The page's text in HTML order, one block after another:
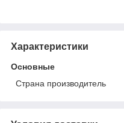
Характеристики
Основные
Страна производитель